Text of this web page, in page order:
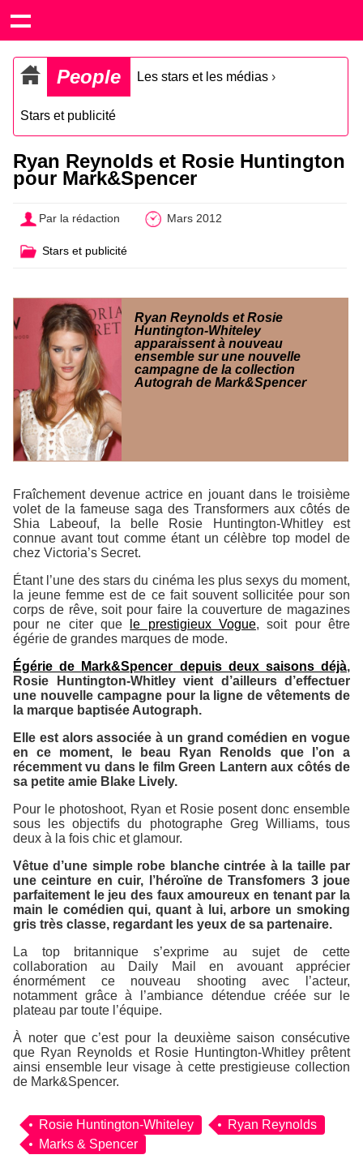
People Les stars et les médias ›
Stars et publicité
Ryan Reynolds et Rosie Huntington
pour Mark&Spencer
Par la rédaction Mars 2012
Stars et publicité
Ryan Reynolds et Rosie
Huntington-Whiteley
apparaissent à nouveau
ensemble sur une nouvelle
campagne de la collection
Autograh de Mark&Spencer
Fraîchement devenue actrice en jouant dans le troisième
volet de la fameuse saga des Transformers aux côtés de
Shia Labeouf, la belle Rosie Huntington-Whitley est
connue avant tout comme étant un célèbre top model de
chez Victoria’s Secret.
Étant l’une des stars du cinéma les plus sexys du moment,
la jeune femme est de ce fait souvent sollicitée pour son
corps de rêve, soit pour faire la couverture de magazines
pour ne citer que
le prestigieuxVogue, soit pour être
égérie de grandes marques de mode.
Égérie de
Mark&Spencer depuis deux saisons déjà,
Rosie Huntington-Whitley vient d’ailleurs d’effectuer
une nouvelle campagne pour la ligne de vêtements de
la marque baptisée Autograph.
Elle est alors associée à un grand comédien en vogue
en ce moment, le beau Ryan Renolds que l’on a
récemment vu dans le filmGreen Lantern aux côtés de
sa petite amie Blake Lively.
Pour le photoshoot, Ryan et Rosie posent donc ensemble
sous les objectifs du photographe Greg Williams, tous
deux à la fois chic et glamour.
Vêtue d’une simple robe blanche cintrée à la taille par
une ceinture en cuir, l’héroïne deTransfomers 3joue
parfaitement le jeu des faux amoureux en tenant par la
main le comédien qui, quant à lui, arbore un smoking
gris très classe, regardant les yeux de sa partenaire.
La top britannique s’exprime au sujet de cette
collaboration au Daily Mail
en avouant apprécier
énormément ce nouveau shooting avec l’acteur,
notamment grâce à l’ambiance détendue créée sur le
plateau par toute l’équipe.
À noter que c’est pour la deuxième saison consécutive
que Ryan Reynolds et Rosie Huntington-Whitley prêtent
ainsi ensemble leur visage à cette prestigieuse collection
de Mark&Spencer.
Rosie Huntington-Whiteley
Ryan Reynolds
Marks & Spencer